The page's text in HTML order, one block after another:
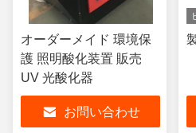
オーダーメイド 環境保
護 照明酸化装置 販売
UV 光酸化器
お問い合わせ